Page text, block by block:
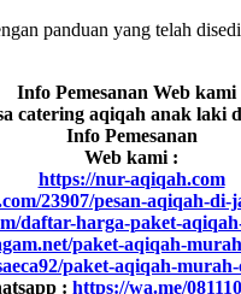
panduan yang telah
Info Pemesanan Web kami
catering aqiqah anak laki
Info Pemesanan
Web kami :
https://nur-aqiqah.com
23907/pesan-aqiqah-di-
daftar-harga-paket-
paket-aqiqah-
paket-aqiqah-
: https://wa.me/